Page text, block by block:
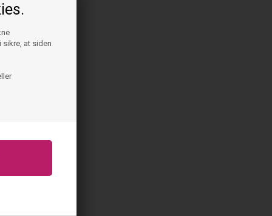
at siden